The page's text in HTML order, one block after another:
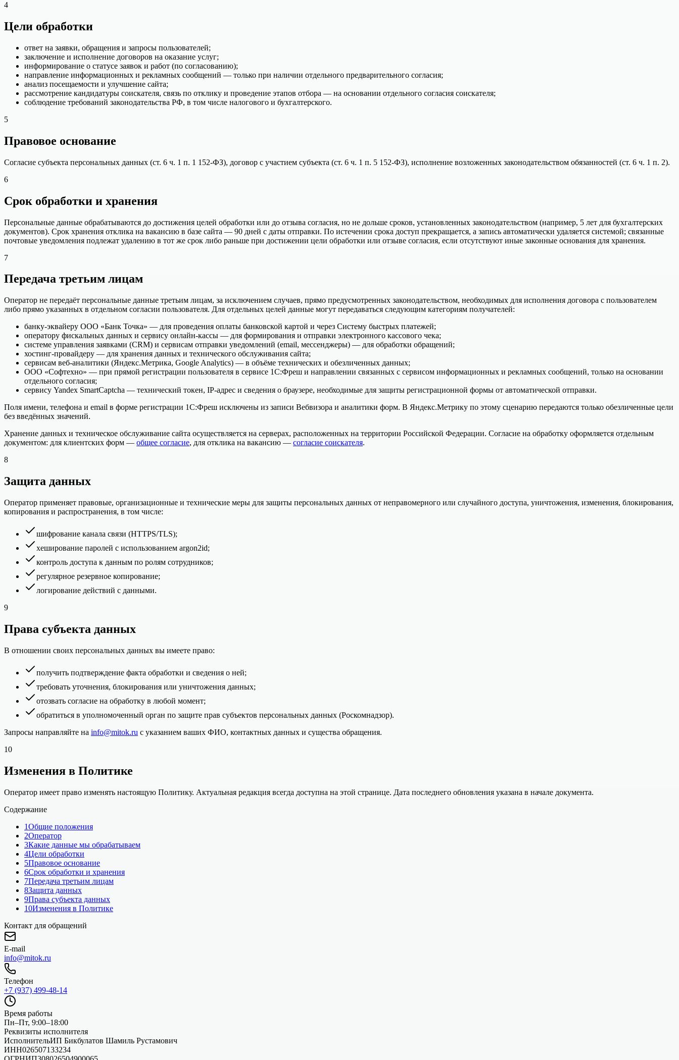
4
Цели обработки
ответ на заявки, обращения и запросы пользователей;
заключение и исполнение договоров на оказание услуг;
информирование о статусе заявок и работ (по согласованию);
направление информационных и рекламных сообщений — только при наличии отдельного предварительного согласия;
анализ посещаемости и улучшение сайта;
рассмотрение кандидатуры соискателя, связь по отклику и проведение этапов отбора — на основании отдельного согласия соискателя;
соблюдение требований законодательства РФ, в том числе налогового и бухгалтерского.
5
Правовое основание
Согласие субъекта персональных данных (ст. 6 ч. 1 п. 1 152-ФЗ), договор с участием субъекта (ст. 6 ч. 1 п. 5 152-ФЗ), исполнение возложенных законодательством обязанностей (ст. 6 ч. 1 п. 2).
6
Срок обработки и хранения
Персональные данные обрабатываются до достижения целей обработки или до отзыва согласия, но не дольше сроков, установленных законодательством (например, 5 лет для бухгалтерских
документов). Срок хранения отклика на вакансию в базе сайта — 90 дней с даты отправки. По истечении срока доступ прекращается, а запись автоматически удаляется системой; связанные
почтовые уведомления подлежат удалению в тот же срок либо раньше при достижении цели обработки или отзыве согласия, если отсутствуют иные законные основания для хранения.
7
Передача третьим лицам
Оператор не передаёт персональные данные третьим лицам, за исключением случаев, прямо предусмотренных законодательством, необходимых для исполнения договора с пользователем
либо прямо указанных в отдельном согласии пользователя. Для отдельных целей данные могут передаваться следующим категориям получателей:
банку-эквайеру ООО «Банк Точка» — для проведения оплаты банковской картой и через Систему быстрых платежей;
оператору фискальных данных и сервису онлайн-кассы — для формирования и отправки электронного кассового чека;
системе управления заявками (CRM) и сервисам отправки уведомлений (email, мессенджеры) — для обработки обращений;
хостинг-провайдеру — для хранения данных и технического обслуживания сайта;
сервисам веб-аналитики (Яндекс.Метрика, Google Analytics) — в объёме технических и обезличенных данных;
ООО «Софтехно» — при прямой регистрации пользователя в сервисе 1С:Фреш и направлении связанных с сервисом информационных и рекламных сообщений, только на основании
отдельного согласия;
сервису Yandex SmartCaptcha — технический токен, IP-адрес и сведения о браузере, необходимые для защиты регистрационной формы от автоматической отправки.
Поля имени, телефона и email в форме регистрации 1С:Фреш исключены из записи Вебвизора и аналитики форм. В Яндекс.Метрику по этому сценарию передаются только обезличенные цели
без введённых значений.
Хранение данных и техническое обслуживание сайта осуществляется на серверах, расположенных на территории Российской Федерации. Согласие на обработку оформляется отдельным
документом: для клиентских форм — общее согласие, для отклика на вакансию — согласие соискателя.
8
Защита данных
Оператор применяет правовые, организационные и технические меры для защиты персональных данных от неправомерного или случайного доступа, уничтожения, изменения, блокирования,
копирования и распространения, в том числе:
шифрование канала связи (HTTPS/TLS);
хеширование паролей с использованием argon2id;
контроль доступа к данным по ролям сотрудников;
регулярное резервное копирование;
логирование действий с данными.
9
Права субъекта данных
В отношении своих персональных данных вы имеете право:
получить подтверждение факта обработки и сведения о ней;
требовать уточнения, блокирования или уничтожения данных;
отозвать согласие на обработку в любой момент;
обратиться в уполномоченный орган по защите прав субъектов персональных данных (Роскомнадзор).
Запросы направляйте на info@mitok.ru с указанием ваших ФИО, контактных данных и существа обращения.
10
Изменения в Политике
Оператор имеет право изменять настоящую Политику. Актуальная редакция всегда доступна на этой странице. Дата последнего обновления указана в начале документа.
Содержание
1Общие положения
2Оператор
3Какие данные мы обрабатываем
4Цели обработки
5Правовое основание
6Срок обработки и хранения
7Передача третьим лицам
8Защита данных
9Права субъекта данных
10Изменения в Политике
Контакт для обращений
E-mail
info@mitok.ru
Телефон
+7 (937) 499-48-14
Время работы
Пн–Пт, 9:00–18:00
Реквизиты исполнителя
ИсполнительИП Бикбулатов Шамиль Рустамович
ИНН026507133234